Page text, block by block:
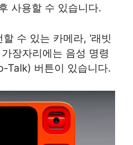
사용할 수 있습니다.
수 있는 카메라, ‘래빗
장자리에는 음성 명령
Talk) 버튼이 있습니다.